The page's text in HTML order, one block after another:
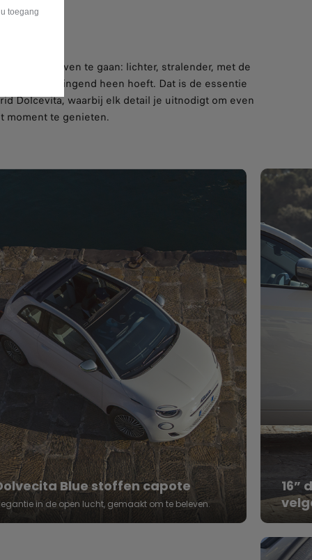
door het leven te gaan: lichter, stralender, met de
je ergens dringend heen hoeft. Dat is de essentie
Dolcevita, waarbij elk detail je uitnodigt om even
moment te genieten.
Blue stoffen capote
in de open lucht, gemaakt om te beleven.
16”
Waar
toegang